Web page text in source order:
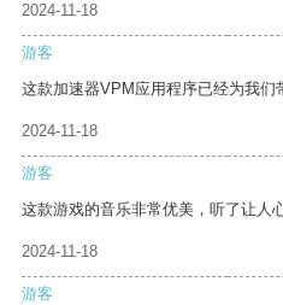
2024-11-18
游客
这款加速器VPM应用程序已经为我们
2024-11-18
游客
这款游戏的音乐非常优美，听了让人
2024-11-18
游客